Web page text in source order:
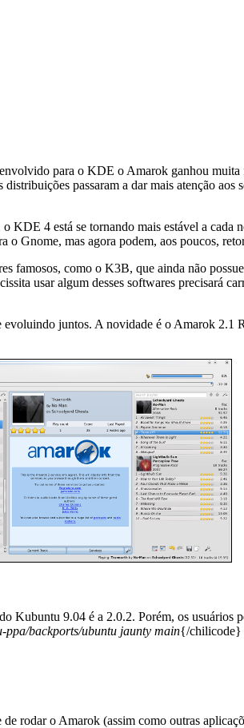
para o KDE o Amarok ganhou
passaram a dar mais atenção aos
KDE 4 está se tornando mais estável a cada
o Gnome, mas agora podem, aos poucos,
famosos, como o K3B, que ainda não
usar algum desses softwares precisará
juntos. A novidade é o Amarok 2.1
Kubuntu 9.04 é a 2.0.2. Porém, os usuários
ppa/backports/ubuntu jaunty main{/chilicode}
rodar o Amarok (assim como outras